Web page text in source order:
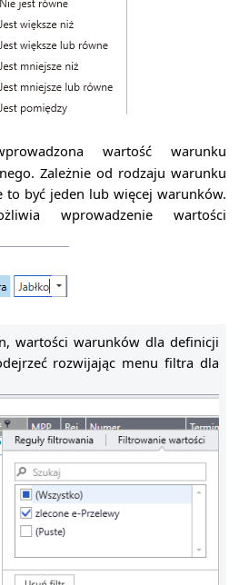
wartość warunku
Zależnie od rodzaju warunku
to być jeden lub więcej warunków.
wprowadzenie wartości
wartości warunków dla definicji
rozwijając menu filtra dla